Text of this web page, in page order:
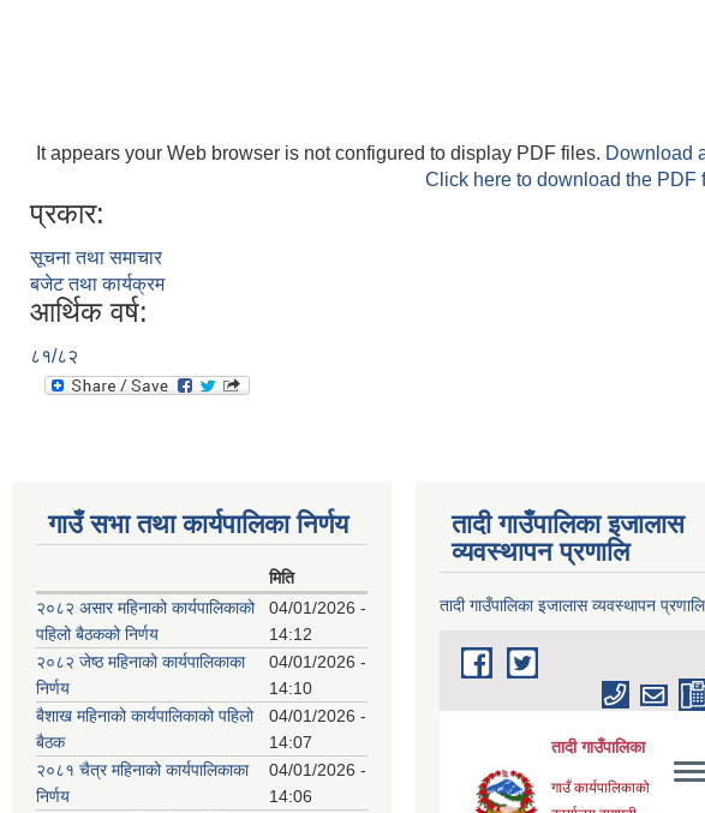
It appears your Web browser is not configured to display PDF files. Download
Click here to download the PDF
प्रकार:
सूचना तथा समाचार
बजेट तथा कार्यक्रम
आर्थिक वर्ष:
८१/८२
गाउँ सभा तथा कार्यपालिका निर्णय
मिति
२०८२ असार महिनाको कार्यपालिकाको
पहिलो बैठकको निर्णय
04/01/2026 -
14:12
२०८२ जेष्ठ महिनाको कार्यपालिकाका
निर्णय
04/01/2026 -
14:10
बैशाख महिनाको कार्यपालिकाको पहिलो
बैठक
04/01/2026 -
14:07
२०८१ चैत्र महिनाको कार्यपालिकाका
निर्णय
04/01/2026 -
14:06
तादी गाउँपालिका इजालास
व्यवस्थापन प्रणालि
तादी गाउँपालिका इजालास व्यवस्थापन प्रणालि